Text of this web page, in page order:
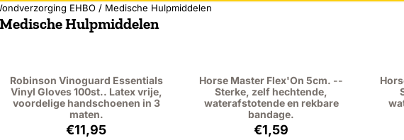
EHBO / Medische Hulpmiddelen
Medische Hulpmiddelen
Robinson Vinoguard Essentials
Vinyl Gloves 100st.. Latex vrije,
voordelige handschoenen in 3
maten.
Prijs: 11,95, exclusief btw: 10,96
€11,95
Horse Master Flex'On 5cm. --
Sterke, zelf hechtende,
waterafstotende en rekbare
bandage.
Prijs: 1,59, exclusief btw: 1,46
€1,59